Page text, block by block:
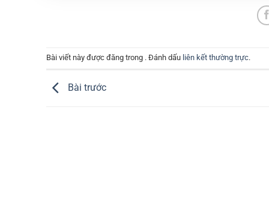
Bài viết này được đăng trong . Đánh dấu liên kết thường trực.
Bài trước